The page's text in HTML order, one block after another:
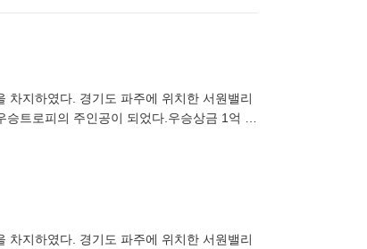
차지하였다. 경기도 파주에 위치한 서원밸리
트로피의 주인공이 되었다.우승상금 1억 8
차지하였다. 경기도 파주에 위치한 서원밸리